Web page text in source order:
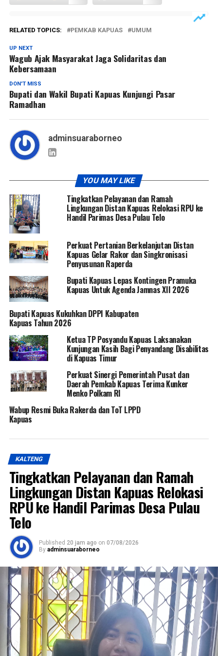
RELATED TOPICS: PEMKAB KAPUAS UMUM
UP NEXT
Wagub Ajak Masyarakat Jaga Solidaritas dan
Kebersamaan
DON'T MISS
Bupati dan Wakil Bupati Kapuas Kunjungi Pasar
Ramadhan
adminsuaraborneo
YOU MAY LIKE
Tingkatkan Pelayanan dan Ramah
Lingkungan Distan Kapuas Relokasi RPU ke
Handil Parimas Desa Pulau Telo
Perkuat Pertanian Berkelanjutan Distan
Kapuas Gelar Rakor dan Singkronisasi
Penyusunan Raperda
Bupati Kapuas Lepas Kontingen Pramuka
Kapuas Untuk Agenda Jamnas XII 2026
Bupati Kapuas Kukuhkan DPPI Kabupaten
Kapuas Tahun 2026
Ketua TP Posyandu Kapuas Laksanakan
Kunjungan Kasih Bagi Penyandang Disabilitas
di Kapuas Timur
Perkuat Sinergi Pemerintah Pusat dan
Daerah Pemkab Kapuas Terima Kunker
Menko Polkam RI
Wabup Resmi Buka Rakerda dan ToT LPPD
Kapuas
KALTENG
Tingkatkan Pelayanan dan Ramah
Lingkungan Distan Kapuas Relokasi
RPU ke Handil Parimas Desa Pulau
Telo
Published 20 jam ago on 07/08/2026
By adminsuaraborneo